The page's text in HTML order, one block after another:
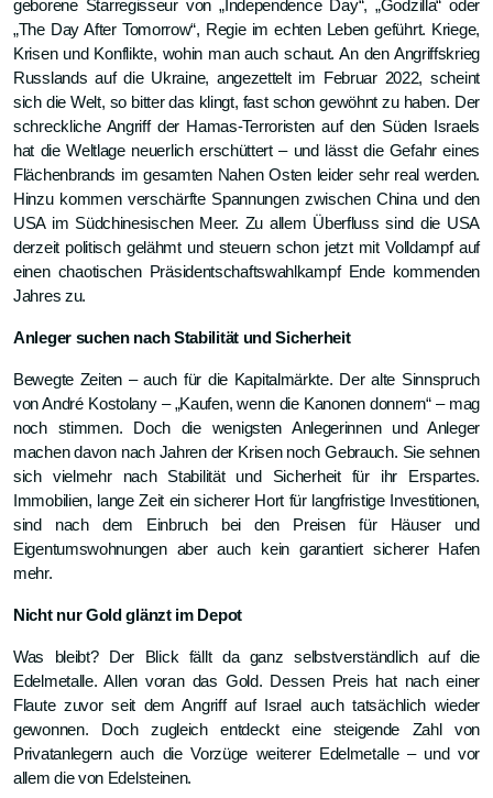
geborene Starregisseur von „Independence Day“, „Godzilla“ oder
„The Day After Tomorrow“, Regie im echten Leben geführt. Kriege,
Krisen und Konflikte, wohin man auch schaut. An den Angriffskrieg
Russlands auf die Ukraine, angezettelt im Februar 2022, scheint
sich die Welt, so bitter das klingt, fast schon gewöhnt zu haben. Der
schreckliche Angriff der Hamas-Terroristen auf den Süden Israels
hat die Weltlage neuerlich erschüttert – und lässt die Gefahr eines
Flächenbrands im gesamten Nahen Osten leider sehr real werden.
Hinzu kommen verschärfte Spannungen zwischen China und den
USA im Südchinesischen Meer. Zu allem Überfluss sind die USA
derzeit politisch gelähmt und steuern schon jetzt mit Volldampf auf
einen chaotischen Präsidentschaftswahlkampf Ende kommenden
Jahres zu.
Anleger suchen nach Stabilität und Sicherheit
Bewegte Zeiten – auch für die Kapitalmärkte. Der alte Sinnspruch
von André Kostolany – „Kaufen, wenn die Kanonen donnern“ – mag
noch stimmen. Doch die wenigsten Anlegerinnen und Anleger
machen davon nach Jahren der Krisen noch Gebrauch. Sie sehnen
sich vielmehr nach Stabilität und Sicherheit für ihr Erspartes.
Immobilien, lange Zeit ein sicherer Hort für langfristige Investitionen,
sind nach dem Einbruch bei den Preisen für Häuser und
Eigentumswohnungen aber auch kein garantiert sicherer Hafen
mehr.
Nicht nur Gold glänzt im Depot
Was bleibt? Der Blick fällt da ganz selbstverständlich auf die
Edelmetalle. Allen voran das Gold. Dessen Preis hat nach einer
Flaute zuvor seit dem Angriff auf Israel auch tatsächlich wieder
gewonnen. Doch zugleich entdeckt eine steigende Zahl von
Privatanlegern auch die Vorzüge weiterer Edelmetalle – und vor
allem die von Edelsteinen.